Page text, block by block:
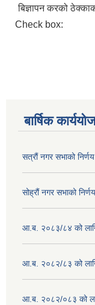
बिज्ञापन करको
Check box:
बार्षिक
सत्रौं नगर सभाको निर्णय
सोह्रौं नगर सभाको निर्णय
आ.ब. २०८३/८४ को
आ.ब. २०८२/८३ को
आ.ब. २०८२/०८३ को